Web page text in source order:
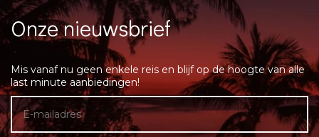
Onze nieuwsbrief
Mis vanaf nu geen enkele reis en blijf op de hoogte van alle
last minute aanbiedingen!